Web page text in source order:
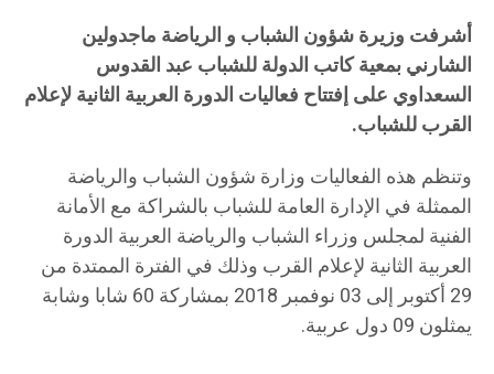
أشرفت وزيرة شؤون الشباب و الرياضة ماجدولين
الشارني بمعية كاتب الدولة للشباب عبد القدوس
السعداوي على إفتتاح فعاليات الدورة العربية الثانية لإعلام
القرب للشباب.
وتنظم هذه الفعاليات وزارة شؤون الشباب والرياضة
الممثلة في الإدارة العامة للشباب بالشراكة مع الأمانة
الفنية لمجلس وزراء الشباب والرياضة العربية الدورة
العربية الثانية لإعلام القرب وذلك في الفترة الممتدة من
29 أكتوبر إلى 03 نوفمبر 2018 بمشاركة 60 شابا وشابة
يمثلون 09 دول عربية.